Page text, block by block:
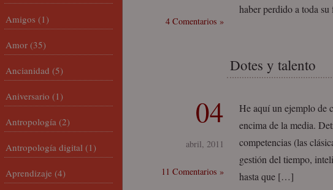
4 Comentarios »
haber perdido a toda
Dotes y talento
04
abril, 2011
11 Comentarios »
He aquí un ejemplo de
encima de la media.
competencias (las
gestión del tiempo,
hasta que […]
Amigos (1)
Amor (35)
Ancianidad (5)
Aniversario (1)
Antropología (2)
Antropología digital (1)
Aprendizaje (4)